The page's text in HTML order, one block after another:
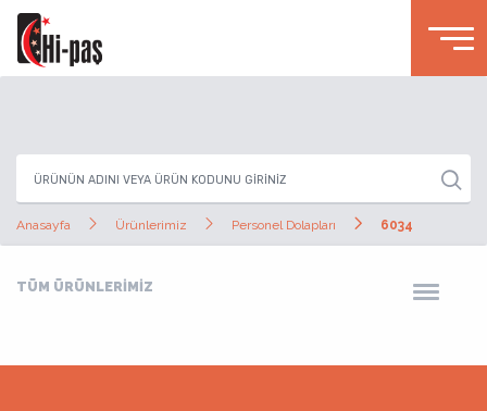
Anasayfa Ürünlerimiz Personel Dolapları 6034
TÜM ÜRÜNLERİMİZ